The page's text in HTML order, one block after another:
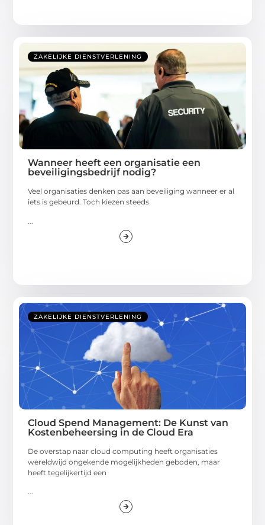
ZAKELIJKE DIENSTVERLENING
Wanneer heeft een organisatie een
beveiligingsbedrijf nodig?
Veel organisaties denken pas aan beveiliging wanneer er al
iets is gebeurd. Toch kiezen steeds
ZAKELIJKE DIENSTVERLENING
Cloud Spend Management: De Kunst van
Kostenbeheersing in de Cloud Era
De overstap naar cloud computing heeft organisaties
wereldwijd ongekende mogelijkheden geboden, maar
heeft tegelijkertijd een
...